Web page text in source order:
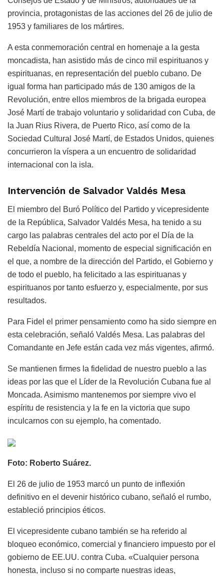
provincia, protagonistas de las acciones del 26 de julio de
1953 y familiares de los mártires.
A esta conmemoración central en homenaje a la gesta
moncadista, han asistido más de cinco mil espirituanos y
espirituanas, en representación del pueblo cubano. De
igual forma han participado más de 130 amigos de la
Revolución, entre ellos miembros de la brigada europea
José Martí de trabajo voluntario y solidaridad con Cuba, de
la Juan Rius Rivera, de Puerto Rico, así como de la
Sociedad Cultural José Martí, de Estados Unidos, quienes
concurrieron la víspera a un encuentro de solidaridad
internacional con la isla.
Intervención de Salvador Valdés Mesa
El miembro del Buró Político del Partido y vicepresidente
de la República, Salvador Valdés Mesa, ha tenido a su
cargo las palabras centrales del acto por el Día de la
Rebeldía Nacional, momento de especial significación en
el que, a nombre de la dirección del Partido, el Gobierno y
de todo el pueblo, ha felicitado a las espirituanas y
espirituanos por tanto esfuerzo y, especialmente, por sus
resultados.
Para Fidel el primer pensamiento como ha sido siempre en
esta celebración, señaló Valdés Mesa. Las palabras del
Comandante en Jefe están cada vez más vigentes, afirmó.
Se mantienen firmes la fidelidad de nuestro pueblo a las
ideas por las que el Líder de la Revolución Cubana fue al
Moncada. Asimismo mantenemos por siempre vivo el
espíritu de resistencia y la fe en la victoria que supo
inculcarnos con su ejemplo, ha comentado.
Foto: Roberto Suárez.
El 26 de julio de 1953 marcó un punto de inflexión
definitivo en el devenir histórico cubano, señaló el rumbo,
estableció principios éticos.
El vicepresidente cubano también se ha referido al
bloqueo económico, comercial y financiero impuesto por el
gobierno de EE.UU. contra Cuba. «Cualquier persona
honesta, incluso si no comparte nuestras ideas,